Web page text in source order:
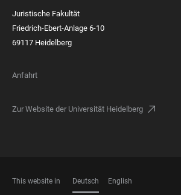
Juristische Fakultät
Friedrich-Ebert-Anlage 6-10
69117 Heidelberg
Anfahrt
Zur Website der Universität Heidelberg
This website in Deutsch English